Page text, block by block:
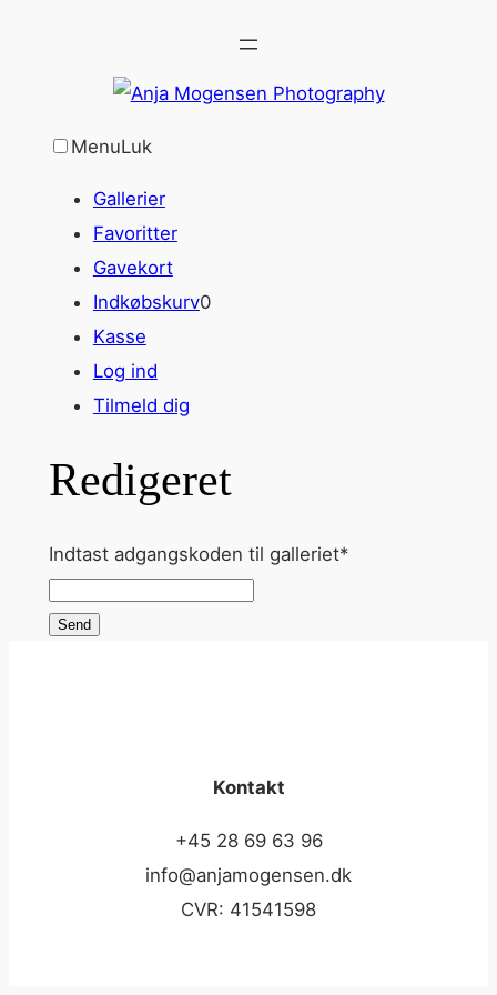
MenuLuk
Gallerier
Favoritter
Gavekort
Indkøbskurv0
Kasse
Log ind
Tilmeld dig
Redigeret
Indtast adgangskoden til galleriet*
Send
Kontakt
+45 28 69 63 96
info@anjamogensen.dk
CVR: 41541598